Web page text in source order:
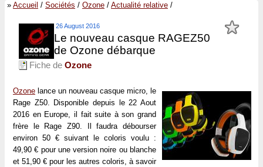
» Accueil / Sociétés / Ozone / Actualité relative /
26 August 2016
Le nouveau casque RAGEZ50
de Ozone débarque
Fiche de Ozone
Ozone lance un nouveau casque micro, le
Rage Z50. Disponible depuis le 22 Aout
2016 en Europe, il fait suite à son grand
frère le Rage Z90. Il faudra débourser
environ 50 € suivant le coloris voulu :
49,90 € pour une version noire ou blanche
et 51,90 € pour les autres coloris, à savoir